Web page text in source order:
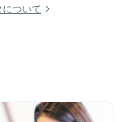
ついて